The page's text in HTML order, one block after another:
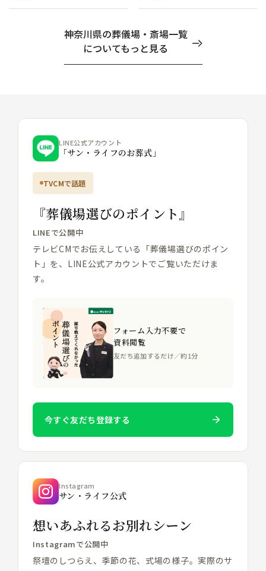
神奈川県の葬儀場・斎場一覧
についてもっと見る
LINE公式アカウント
「サン・ライフのお葬式」
TVCMで話題
『葬儀場選びのポイント』
LINEで公開中
テレビCMでお伝えしている「葬儀場選びのポイン
ト」を、LINE公式アカウントでご覧いただけま
す。
フォーム入力不要で
資料閲覧
友だち追加するだけ／約1分
今すぐ友だち登録する
Instagram
サン・ライフ公式
想いあふれるお別れシーン
Instagramで公開中
祭壇のしつらえ、季節の花、式場の様子。実際のサ